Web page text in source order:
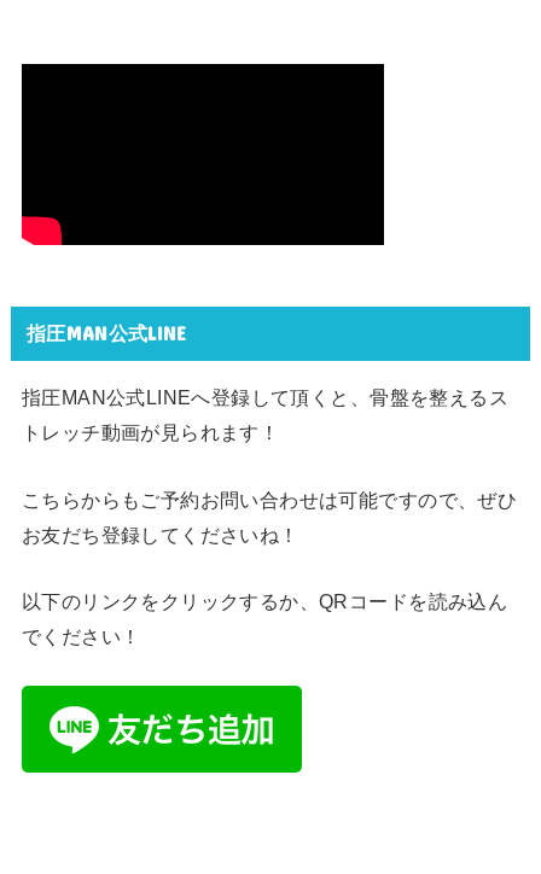
指圧MAN公式LINE
指圧MAN公式LINEへ登録して頂くと、骨盤を整えるス
トレッチ動画が見られます！
こちらからもご予約お問い合わせは可能ですので、ぜひ
お友だち登録してくださいね！
以下のリンクをクリックするか、QRコードを読み込ん
でください！